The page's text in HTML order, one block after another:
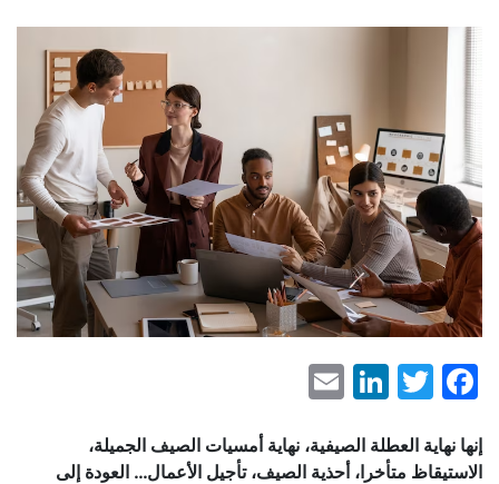
Facebook
Twitter
LinkedIn
إنها نهاية العطلة الصيفية، نهاية أمسيات الصيف الجميلة،
الاستيقاظ متأخرا، أحذية الصيف، تأجيل الأعمال… العودة إلى